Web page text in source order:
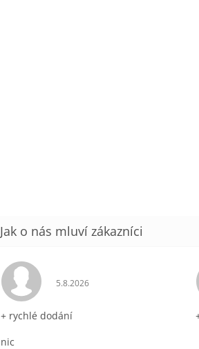
Hodnocení obchodu je 5 z 5
5.8.2026
+ rychlé dodání
nic